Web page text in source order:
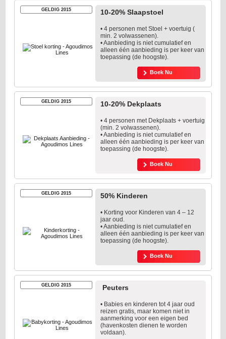
GELDIG 2015 10-20% Slaapstoel
• 4 personen met Stoel + voertuig (
min. 2 volwassenen).
• Aanbieding is niet cumulatief en
alleen één aanbieding is per keer van
toepassing (de hoogste).
Boek Nu
GELDIG 2015 10-20% Dekplaats
• 4 personen met Dekplaats + voertuig
(min. 2 volwassenen).
• Aanbieding is niet cumulatief en
alleen één aanbieding is per keer van
toepassing (de hoogste).
Boek Nu
GELDIG 2015 50% Kinderen
• Korting voor Kinderen van 4 – 12
jaar oud.
• Aanbieding is niet cumulatief en
alleen één aanbieding is per keer van
toepassing (de hoogste).
Boek Nu
GELDIG 2015 Peuters
• Babies en kinderen tot 4 jaar oud
reizen gratis, maar komen niet in
aanmerking voor een eigen bed
(havenkosten dienen te worden
voldaan).